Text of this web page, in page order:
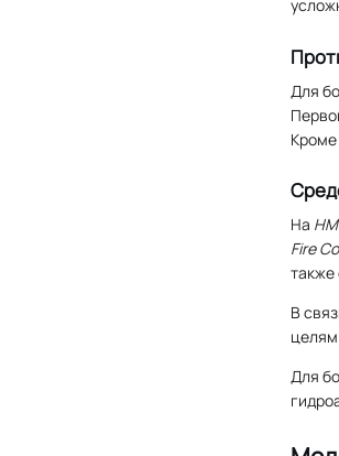
Для
Кроме
На
Fire
также
В
Для